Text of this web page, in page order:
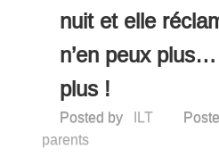
nuit et elle
n’en peux
plus !
Posted by ILT
parents